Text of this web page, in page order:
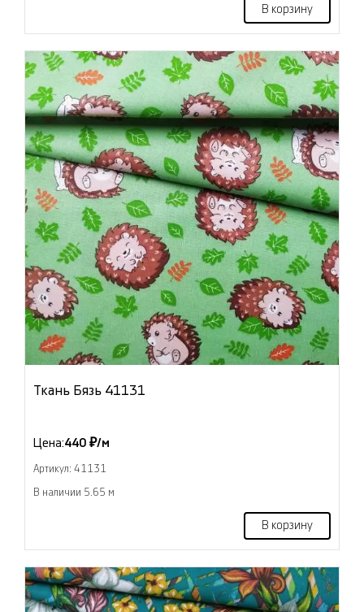
В корзину
Ткань Бязь 41131
Цена:440 ₽/м
Артикул: 41131
В наличии 5.65 м
В корзину